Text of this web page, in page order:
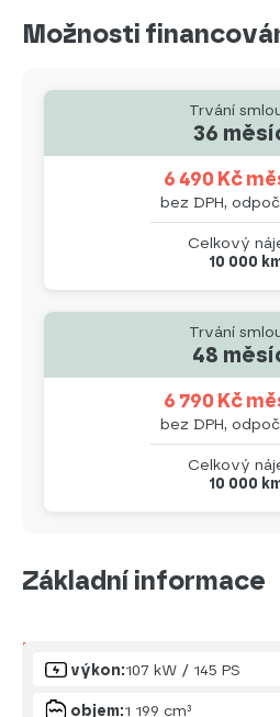
Možnosti
Trvání
36
6 490 Kč
bez DPH,
Celkový
10 000
Trvání
48
6 790 Kč
bez DPH,
Celkový
10 000
Základní informace
Motor
výkon:107 kW / 145 PS
objem:1 199 cm³